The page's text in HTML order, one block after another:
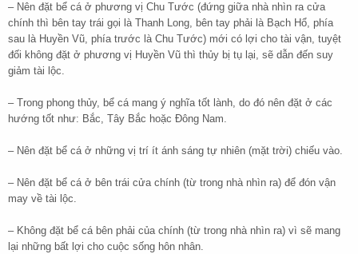
– Nên đặt bể cá ở phương vị Chu Tước (đứng giữa nhà nhìn ra cửa
chính thì bên tay trái gọi là Thanh Long, bên tay phải là Bạch Hổ, phía
sau là Huyền Vũ, phía trước là Chu Tước) mới có lợi cho tài vận, tuyệt
đối không đặt ở phương vị Huyền Vũ thì thủy bị tụ lại, sẽ dẫn đến suy
giảm tài lộc.
– Trong phong thủy, bể cá mang ý nghĩa tốt lành, do đó nên đặt ở các
hướng tốt như: Bắc, Tây Bắc hoặc Đông Nam.
– Nên đặt bể cá ở những vị trí ít ánh sáng tự nhiên (mặt trời) chiếu vào.
– Nên đặt bể cá ở bên trái cửa chính (từ trong nhà nhìn ra) để đón vận
may về tài lộc.
– Không đặt bể cá bên phải của chính (từ trong nhà nhìn ra) vì sẽ mang
lại những bất lợi cho cuộc sống hôn nhân.